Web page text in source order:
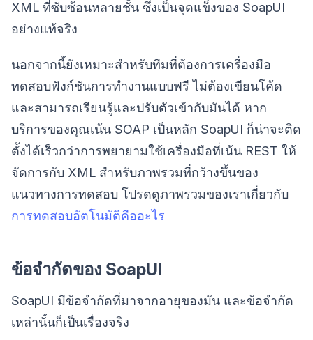
XML ที่ซับซ้อนหลายชั้น ซึ่งเป็นจุดแข็งของ SoapUI
อย่างแท้จริง
นอกจากนี้ยังเหมาะสำหรับทีมที่ต้องการเครื่องมือ
ทดสอบฟังก์ชันการทำงานแบบฟรี ไม่ต้องเขียนโค้ด
และสามารถเรียนรู้และปรับตัวเข้ากับมันได้ หาก
บริการของคุณเน้น SOAP เป็นหลัก SoapUI ก็น่าจะติด
ตั้งได้เร็วกว่าการพยายามใช้เครื่องมือที่เน้น REST ให้
จัดการกับ XML สำหรับภาพรวมที่กว้างขึ้นของ
แนวทางการทดสอบ โปรดดูภาพรวมของเราเกี่ยวกับ
การทดสอบอัตโนมัติคืออะไร
ข้อจำกัดของ SoapUI
SoapUI มีข้อจำกัดที่มาจากอายุของมัน และข้อจำกัด
เหล่านั้นก็เป็นเรื่องจริง